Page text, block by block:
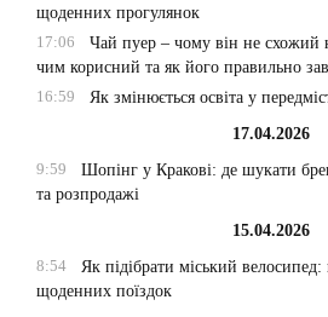
щоденних прогулянок
17:06
Чай пуер – чому він не
чим корисний та як його правильно
16:59
Як змінюється освіта у
17.04.2026
9:59
Шопінг у Кракові: де шукати
та розпродажі
15.04.2026
8:54
Як підібрати міський
щоденних поїздок